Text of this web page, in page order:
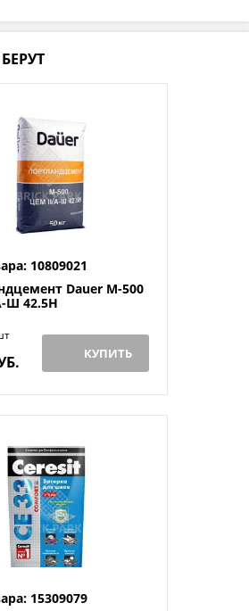
10809021
Dauer М-500
42.5H
КУПИТЬ
15309079